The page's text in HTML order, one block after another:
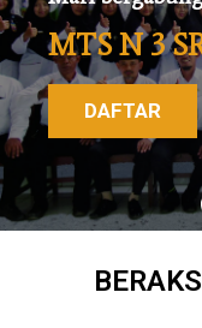
MTS N 3
DAFTAR